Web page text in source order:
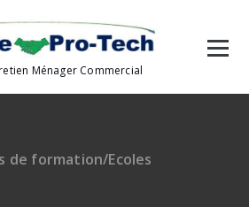
Ménager Commercial
de formation/Ecoles